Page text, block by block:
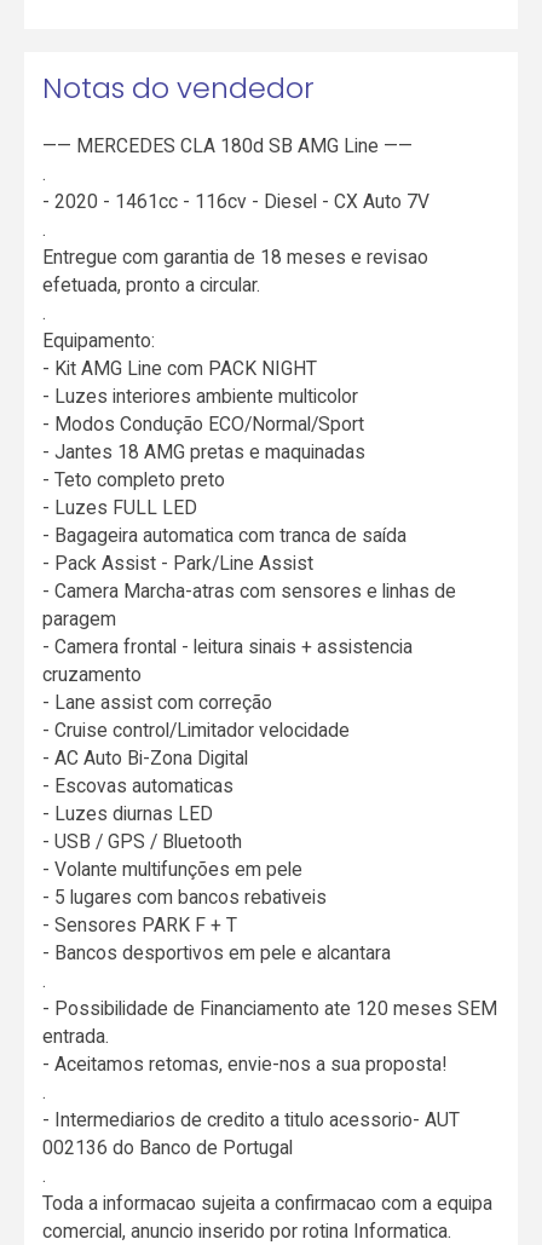
Notas do vendedor
—— MERCEDES CLA 180d SB AMG Line ——
.
- 2020 - 1461cc - 116cv - Diesel - CX Auto 7V
.
Entregue com garantia de 18 meses e revisao
efetuada, pronto a circular.
.
Equipamento:
- Kit AMG Line com PACK NIGHT
- Luzes interiores ambiente multicolor
- Modos Condução ECO/Normal/Sport
- Jantes 18 AMG pretas e maquinadas
- Teto completo preto
- Luzes FULL LED
- Bagageira automatica com tranca de saída
- Pack Assist - Park/Line Assist
- Camera Marcha-atras com sensores e linhas de
paragem
- Camera frontal - leitura sinais + assistencia
cruzamento
- Lane assist com correção
- Cruise control/Limitador velocidade
- AC Auto Bi-Zona Digital
- Escovas automaticas
- Luzes diurnas LED
- USB / GPS / Bluetooth
- Volante multifunções em pele
- 5 lugares com bancos rebativeis
- Sensores PARK F + T
- Bancos desportivos em pele e alcantara
.
- Possibilidade de Financiamento ate 120 meses SEM
entrada.
- Aceitamos retomas, envie-nos a sua proposta!
.
- Intermediarios de credito a titulo acessorio- AUT
002136 do Banco de Portugal
.
Toda a informacao sujeita a confirmacao com a equipa
comercial, anuncio inserido por rotina Informatica.